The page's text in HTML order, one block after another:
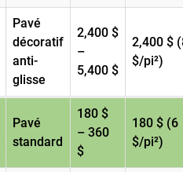
Pavé
décoratif
anti-
glisse
2,400 $
–
5,400 $
2,400 $
$/pi²)
Pavé
standard
180 $
– 360
$
180 $ (6
$/pi²)